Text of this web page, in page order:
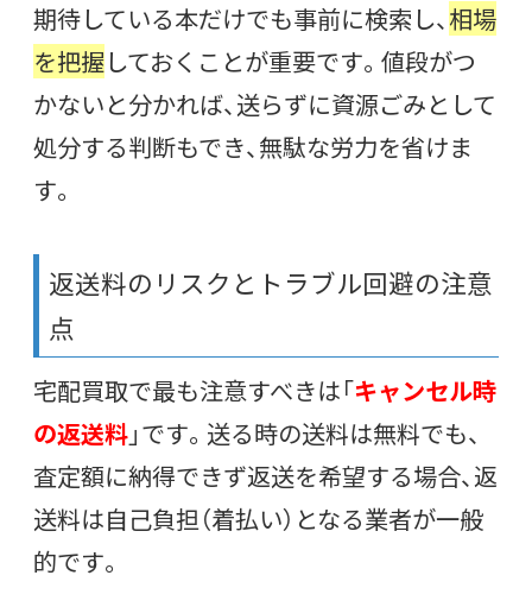
期待している本だけでも事前に検索し、相場
を把握しておくことが重要です。値段がつ
かないと分かれば、送らずに資源ごみとして
処分する判断もでき、無駄な労力を省けま
す。
返送料のリスクとトラブル回避の注意
点
宅配買取で最も注意すべきは「キャンセル時
の返送料」です。送る時の送料は無料でも、
査定額に納得できず返送を希望する場合、返
送料は自己負担（着払い）となる業者が一般
的です。